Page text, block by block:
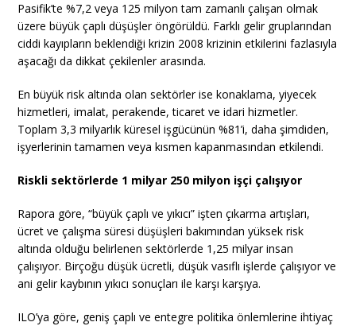
Pasifik’te %7,2 veya 125 milyon tam zamanlı çalışan olmak
üzere büyük çaplı düşüşler öngörüldü. Farklı gelir gruplarından
ciddi kayıpların beklendiği krizin 2008 krizinin etkilerini fazlasıyla
aşacağı da dikkat çekilenler arasında.
En büyük risk altında olan sektörler ise konaklama, yiyecek
hizmetleri, imalat, perakende, ticaret ve idari hizmetler.
Toplam 3,3 milyarlık küresel işgücünün %81’i, daha şimdiden,
işyerlerinin tamamen veya kısmen kapanmasından etkilendi.
Riskli sektörlerde 1 milyar 250 milyon işçi çalışıyor
Rapora göre, “büyük çaplı ve yıkıcı” işten çıkarma artışları,
ücret ve çalışma süresi düşüşleri bakımından yüksek risk
altında olduğu belirlenen sektörlerde 1,25 milyar insan
çalışıyor. Birçoğu düşük ücretli, düşük vasıflı işlerde çalışıyor ve
ani gelir kaybının yıkıcı sonuçları ile karşı karşıya.
ILO’ya göre, geniş çaplı ve entegre politika önlemlerine ihtiyaç